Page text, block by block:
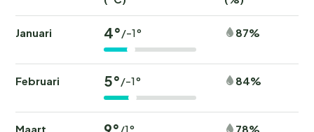
Januari 4°/-1° 87%
Februari 5°/-1° 84%
Maart /1° 78%